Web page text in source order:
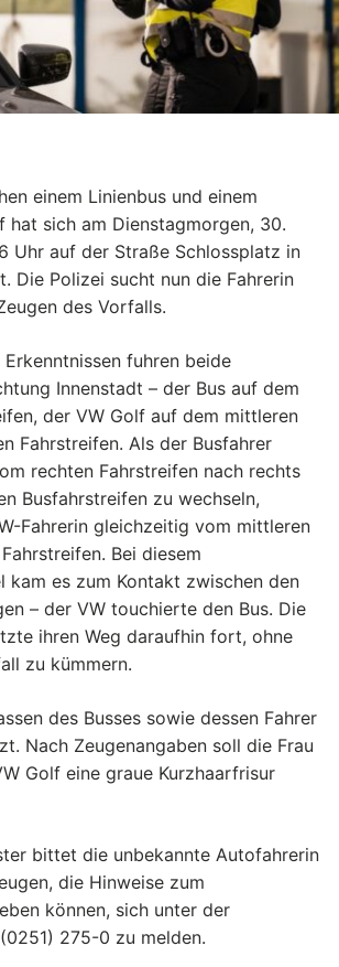
einem Linienbus und einem
hat sich am Dienstagmorgen, 30.
Uhr auf der Straße Schlossplatz in
Die Polizei sucht nun die Fahrerin
des Vorfalls.
fuhren beide
Innenstadt – der Bus auf dem
der VW Golf auf dem mittleren
Fahrstreifen. Als der Busfahrer
rechten Fahrstreifen nach rechts
Busfahrstreifen zu wechseln,
Fahrerin gleichzeitig vom mittleren
Bei diesem
kam es zum Kontakt zwischen den
– der VW touchierte den Bus. Die
ihren Weg daraufhin fort, ohne
zu kümmern.
des Busses sowie dessen Fahrer
Nach Zeugenangaben soll die Frau
Golf eine graue Kurzhaarfrisur
bittet die unbekannte Autofahrerin
die Hinweise zum
können, sich unter der
275-0 zu melden.